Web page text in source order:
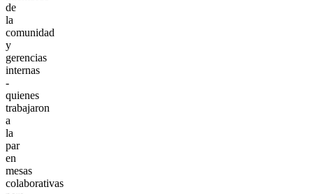
de
la
comunidad
y
gerencias
internas
-
quienes
trabajaron
a
la
par
en
mesas
colaborativas